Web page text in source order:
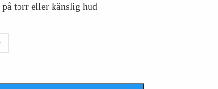
på torr eller känslig hud